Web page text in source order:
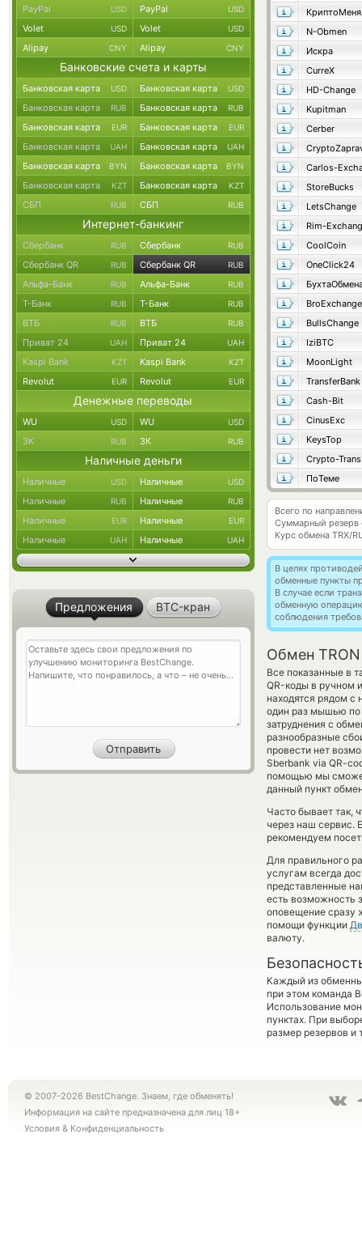
N-Obmen
Искра
CurreX
HD-Change
Kupitman
Cerber
Carlos-
StoreBucks
LetsChange
Rim-
CoolCoin
OneClick24
BroExchange
BullsChange
IziBTC
MoonLight
TransferBank
Cash-Bit
CinusExc
KeysTop
Crypto-Trans
ПоТеме
Всего по
Суммарный резерв
Курс обмена TRX/
В целях
обменные пункты
В случае если
обменную
соблюдения
Обмен
Все показанные в
QR-коды в ручном
находятся рядом с
один раз мышью по
затруднения с
разнообразные
провести нет
Sberbank via QR-
помощью мы
данный пункт
Часто бывает так,
через наш сервис.
рекомендуем
Для правильного
услугам всегда
представленные
есть возможность
оповещение сразу
помощи функции
валюту.
Каждый из
при этом команда
Использование
пунктах. При
размер резервов и
PayPal USD PayPal USD
Volet USD Volet USD
Alipay CNY Alipay CNY
Банковские счета и карты
Банковская карта USD Банковская карта USD
Банковская карта RUB Банковская карта RUB
Банковская карта EUR Банковская карта EUR
Банковская карта UAH Банковская карта UAH
Банковская карта BYN Банковская карта BYN
Банковская карта KZT Банковская карта KZT
СБП RUB СБП RUB
Интернет-банкинг
Сбербанк RUB Сбербанк RUB
Сбербанк QR RUB Сбербанк QR RUB
Альфа-Банк RUB Альфа-Банк RUB
Т-Банк RUB Т-Банк RUB
ВТБ RUB ВТБ RUB
Приват 24 UAH Приват 24 UAH
Kaspi Bank KZT Kaspi Bank KZT
Revolut EUR Revolut EUR
Денежные переводы
WU USD WU USD
ЗК RUB ЗК RUB
Наличные деньги
Наличные USD Наличные USD
Наличные RUB Наличные RUB
Наличные EUR Наличные EUR
Наличные UAH Наличные UAH
Предложения BTC-кран
© 2007-2026 BestChange. Знаем, где обменять!
Информация на сайте предназначена для лиц 18+
Условия & Конфиденциальность